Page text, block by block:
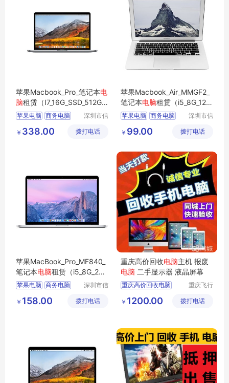
苹果Macbook_Pro_笔记本电
脑租赁（I7_16G_SSD_512G_1
5.4寸_2K屏）
苹果电脑 商务电脑
企业电脑
深圳市信
技术有限
￥ 338.00 拨打电话
苹果Macbook_Air_MMGF2_
笔记本电脑租赁（i5_8G_128
G_13.3英寸）
苹果电脑 商务电脑
企业电脑
深圳市信
技术有限
￥ 99.00 拨打电话
苹果MacBook_Pro_MF840_
笔记本电脑租赁（i5_8G_256
G_13.3英寸）
苹果电脑 商务电脑
企业电脑
深圳市信
技术有限
￥ 158.00 拨打电话
重庆高价回收电脑主机 报废
电脑 二手显示器 液晶屏幕
重庆高价回收电脑
重庆飞行
限公司
￥ 1200.00 拨打电话